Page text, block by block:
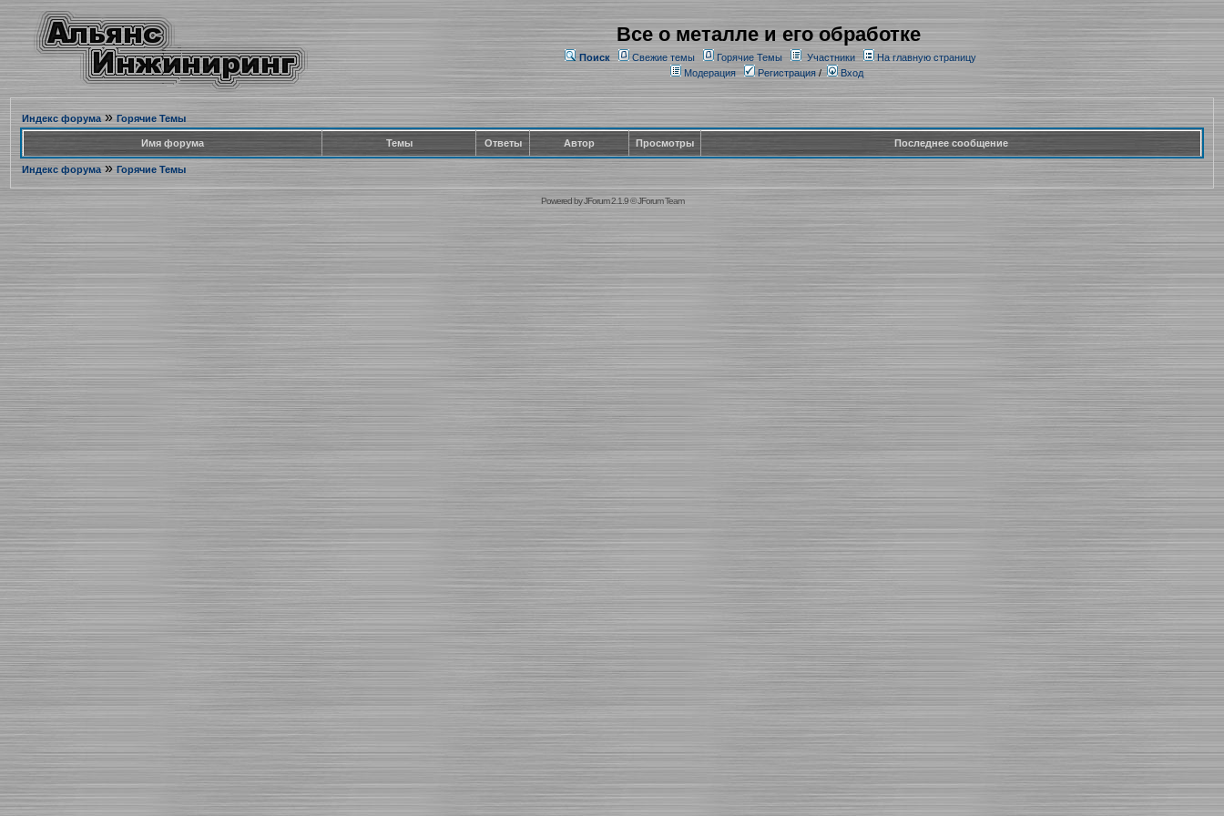
Все о металле и его обработке
Поиск Свежие темы Горячие Темы Участники
На главную страницу
Модерация
Регистрация/ Вход
Индекс форума» Горячие Темы
Имя форума Темы Ответы Автор Просмотры Последнее сообщение
Индекс форума» Горячие Темы
Powered byJForum 2.1.9©JForum Team